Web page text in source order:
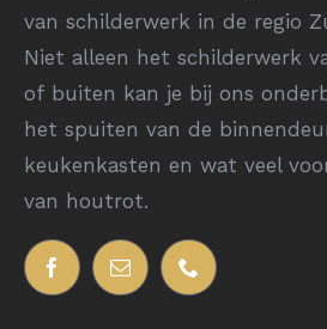
van schilderwerk in de regio
Niet alleen het schilderwerk
of buiten kan je bij ons
het spuiten van de
keukenkasten en wat veel
van houtrot.